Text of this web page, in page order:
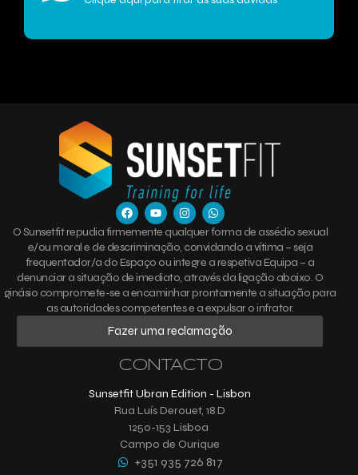
O Sunsetfit repudia firmemente qualquer forma de assédio sexual
e/ou moral e de descriminação, convidando a vítima – seja
frequentador/a do Espaço ou integre a respetiva Equipa – a
denunciar a situação de imediato, através da ligação abaixo. O
ginásio compromete-se a encaminhar prontamente a situação para
as autoridades competentes e a expulsar o infrator.
Fazer uma reclamação
CONTACTO
Sunsetfit Ubran Edition - Lisbon
Rua Luís Derouet, 18 D
1250-153 Lisboa
Campo de Ourique
+351 935 726 817